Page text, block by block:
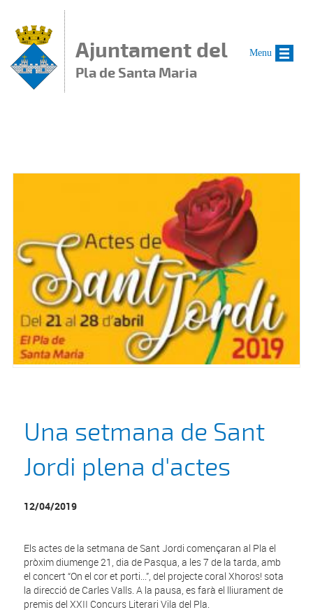
Ajuntament del
Pla de Santa Maria
Una setmana de Sant
Jordi plena d'actes
12/04/2019
Els actes de la setmana de Sant Jordi començaran al Pla el
pròxim diumenge 21, dia de Pasqua, a les 7 de la tarda, amb
el concert “On el cor et porti...”, del projecte coral Xhoros! sota
la direcció de Carles Valls. A la pausa, es farà el lliurament de
premis del XXII Concurs Literari Vila del Pla.
Menu